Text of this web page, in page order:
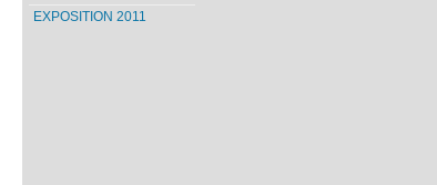
EXPOSITION 2011